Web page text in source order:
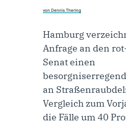
von Dennis Thering
Hamburg
Anfrage an den
Senat einen
an
Vergleich zum
die Fälle um 40